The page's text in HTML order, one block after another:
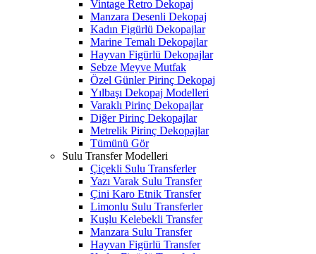
Vintage Retro Dekopaj
Manzara Desenli Dekopaj
Kadın Figürlü Dekopajlar
Marine Temalı Dekopajlar
Hayvan Figürlü Dekopajlar
Sebze Meyve Mutfak
Özel Günler Pirinç Dekopaj
Yılbaşı Dekopaj Modelleri
Varaklı Pirinç Dekopajlar
Diğer Pirinç Dekopajlar
Metrelik Pirinç Dekopajlar
Tümünü Gör
Sulu Transfer Modelleri
Çiçekli Sulu Transferler
Yazı Varak Sulu Transfer
Çini Karo Etnik Transfer
Limonlu Sulu Transferler
Kuşlu Kelebekli Transfer
Manzara Sulu Transfer
Hayvan Figürlü Transfer